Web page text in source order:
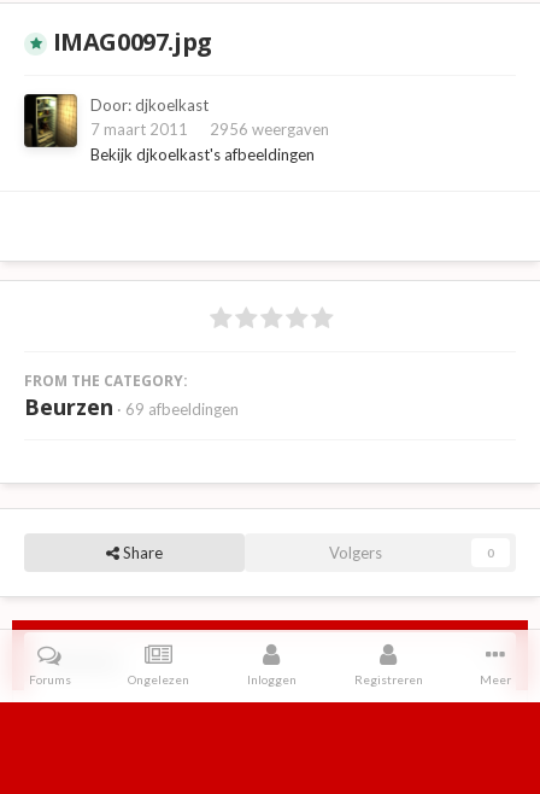
IMAG0097.jpg
Door:djkoelkast
7 maart 2011
2956 weergaven
Bekijk djkoelkast's afbeeldingen
FROM THE CATEGORY:
Beurzen · 69 afbeeldingen
Share Volgers 0
Reviews
Forums Ongelezen Inloggen Registreren Meer